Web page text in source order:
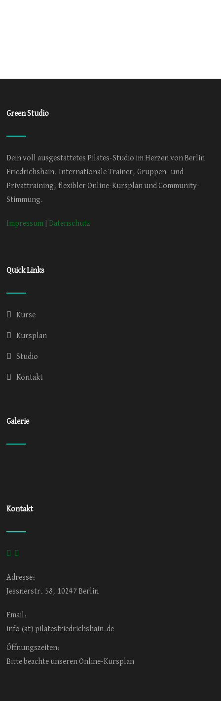
Green Studio
Dein voll ausgestattetes Pilates-Studio im Herzen von Berlin
Friedrichshain. Internationale Trainer, Gruppen- und
Privattraining, flexibler Online-Kursplan und Community-
Stimmung.
Impressum Datenschutz
Quick Links
Kurse
Kursplan
Studio
Kontakt
Galerie
Kontakt
Adresse:
Jessnerstr. 58, 10247 Berlin
Email:
info (at) pilatesfriedrichshain.de
Öffnungszeiten:
Bitte beachte unseren Online-Kursplan